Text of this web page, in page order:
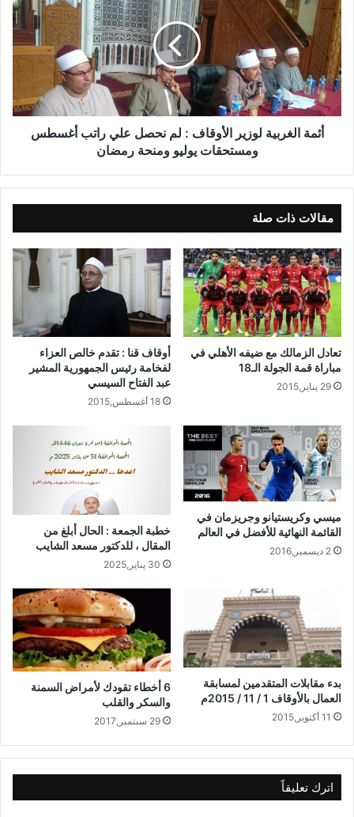
نسخ الرابط
أئمة الغربية لوزير الأوقاف : لم نحصل علي راتب أغسطس
ومستحقات يوليو ومنحة رمضان
مقالات ذات صلة
تعادل الزمالك مع ضيفه الأهلي في
مباراة قمة الجولة الـ18
29 يناير,2015
أوقاف قنا : تقدم خالص العزاء
لفخامة رئيس الجمهورية المشير
عبد الفتاح السيسي
18 أغسطس,2015
ميسي وكريستيانو وجريزمان في
القائمة النهائية للأفضل في العالم
2 ديسمبر,2016
خطبة الجمعة : الحال أبلغ من
المقال ، للدكتور مسعد الشايب
30 يناير,2025
بدء مقابلات المتقدمين لمسابقة
العمال بالأوقاف 1 / 11 / 2015م
11 أكتوبر,2015
6 أخطاء تقودك لأمراض السمنة
والسكر والقلب
29 سبتمبر,2017
اترك تعليقاً